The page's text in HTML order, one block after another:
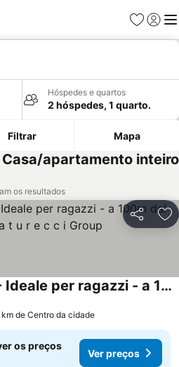
Favoritos
Iniciar
Hóspedes e quartos
2 hóspedes, 1 quarto.
Filtrar Mapa
apartamento inteiro
os resultados
Partilhar
Rubino Smart Stay - Ideale per ragazzi - a 100m dal Mare - P r a t u r e c c i Group
km de Centro da cidade
os preços
Ver preços